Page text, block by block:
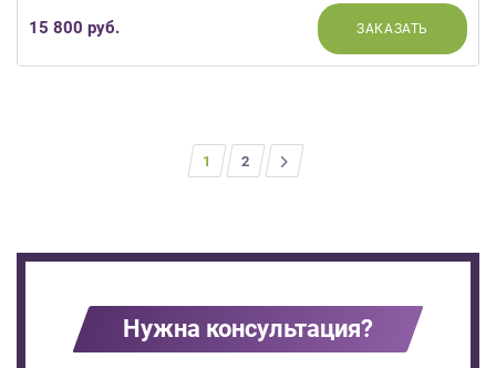
15 800 руб. ЗАКАЗАТЬ
1 2
>
Нужна консультация?